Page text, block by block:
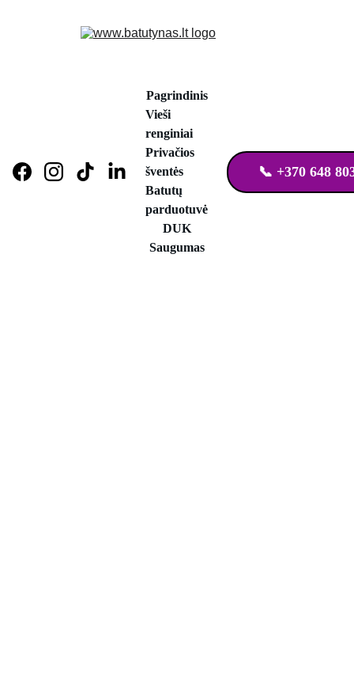
Pagrindinis
Vieši
renginiai
Privačios
šventės
Batutų
parduotuvė
DUK
Saugumas
📞 +370 648